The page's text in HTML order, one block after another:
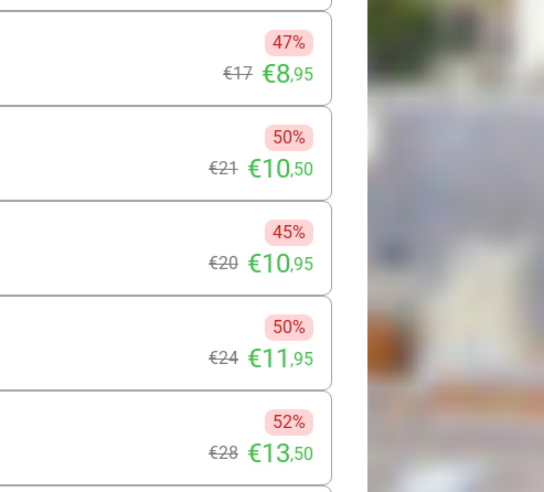
47%
€17 €8,95
50%
€21 €10,50
45%
€20 €10,95
50%
€24 €11 ,95
52%
€28 €13,50